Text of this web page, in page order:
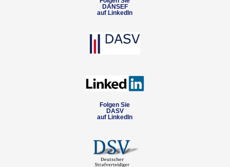
DANSEF
auf LinkedIn
Folgen Sie
DASV
auf LinkedIn